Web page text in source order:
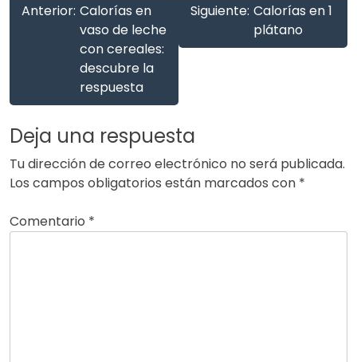
Anterior: Calorías en
vaso de leche
con cereales:
descubre la
respuesta
Siguiente: Calorías en 1
plátano
Deja una respuesta
Tu dirección de correo electrónico no será publicada.
Los campos obligatorios están marcados con *
Comentario *